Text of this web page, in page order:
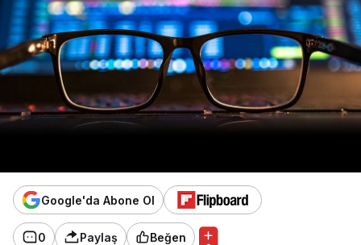
Google'da Abone Ol
0 Paylaş Beğen